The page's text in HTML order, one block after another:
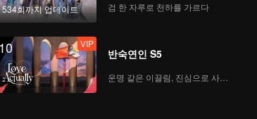
534회까지 업데이트 검 한 자루로 천하를 가르다
10 VIP
반숙연인 S5
운명 같은 이끌림, 진심으로 사랑하다